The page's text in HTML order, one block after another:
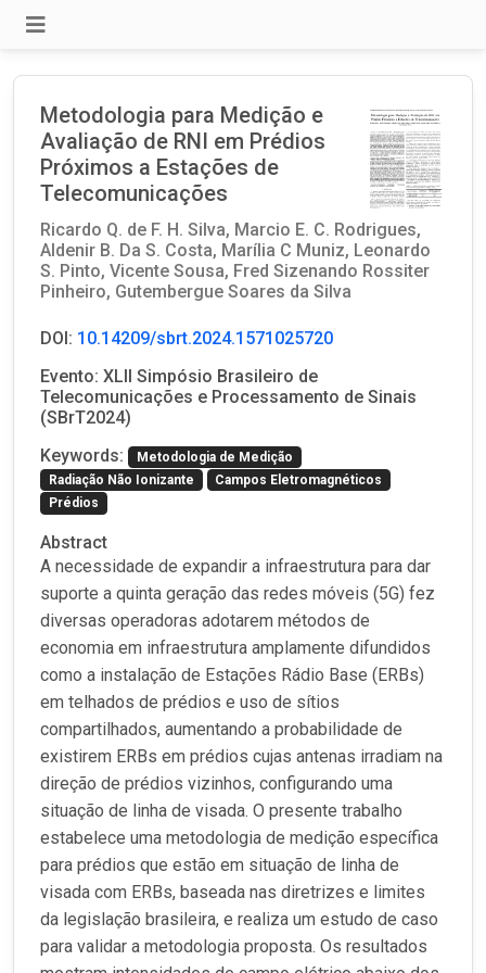
Metodologia para Medição e
Avaliação de RNI em Prédios
Próximos a Estações de
Telecomunicações
Ricardo Q. de F. H. Silva, Marcio E. C. Rodrigues,
Aldenir B. Da S. Costa, Marília C Muniz, Leonardo
S. Pinto, Vicente Sousa, Fred Sizenando Rossiter
Pinheiro, Gutembergue Soares da Silva
DOI: 10.14209/sbrt.2024.1571025720
Evento: XLII Simpósio Brasileiro de
Telecomunicações e Processamento de Sinais
(SBrT2024)
Keywords:
Metodologia de Medição
Radiação Não Ionizante
Campos Eletromagnéticos
Prédios
Abstract
A necessidade de expandir a infraestrutura para dar
suporte a quinta geração das redes móveis (5G) fez
diversas operadoras adotarem métodos de
economia em infraestrutura amplamente difundidos
como a instalação de Estações Rádio Base (ERBs)
em telhados de prédios e uso de sítios
compartilhados, aumentando a probabilidade de
existirem ERBs em prédios cujas antenas irradiam na
direção de prédios vizinhos, configurando uma
situação de linha de visada. O presente trabalho
estabelece uma metodologia de medição específica
para prédios que estão em situação de linha de
visada com ERBs, baseada nas diretrizes e limites
da legislação brasileira, e realiza um estudo de caso
para validar a metodologia proposta. Os resultados